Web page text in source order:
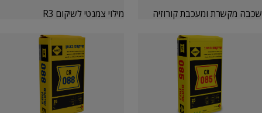
שכבה מקשרת ומעכבת קורוזיה מילוי צמנטי לשיקום R3